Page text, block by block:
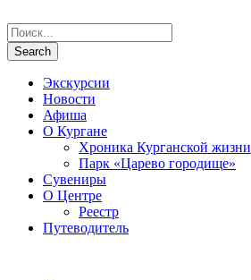
Экскурсии
Новости
Афиша
О Кургане
Хроника Курганской жизни
Парк «Царево городище»
Сувениры
О Центре
Реестр
Путеводитель